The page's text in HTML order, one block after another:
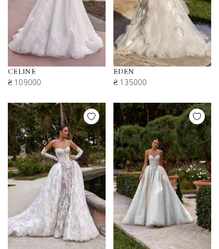
CELINE
₴ 109000
EDEN
₴ 135000